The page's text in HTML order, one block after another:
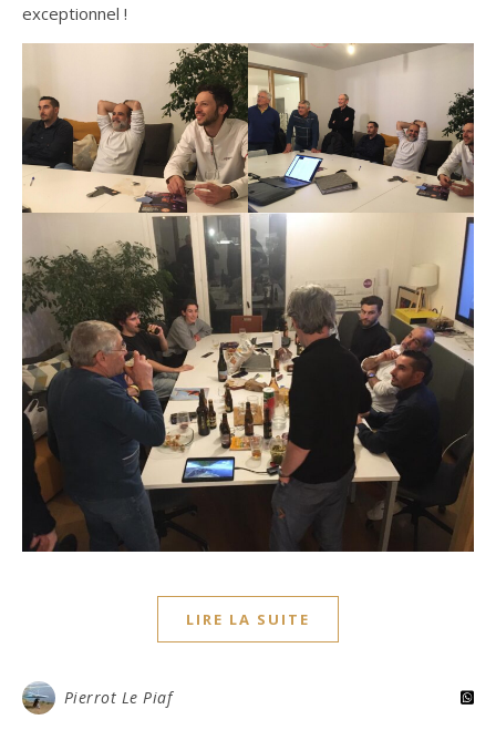
exceptionnel !
LIRE LA SUITE
Pierrot Le Piaf